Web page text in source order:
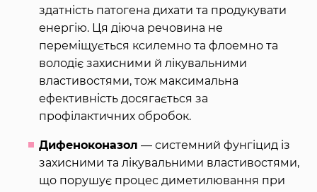
здатність патогена дихати та продукувати
енергію. Ця діюча речовина не
переміщується ксилемно та флоемно та
володіє захисними й лікувальними
властивостями, тож максимальна
ефективність досягається за
профілактичних обробок.
Дифеноконазол — системний фунгіцид із
захисними та лікувальними властивостями,
що порушує процес диметилювання при